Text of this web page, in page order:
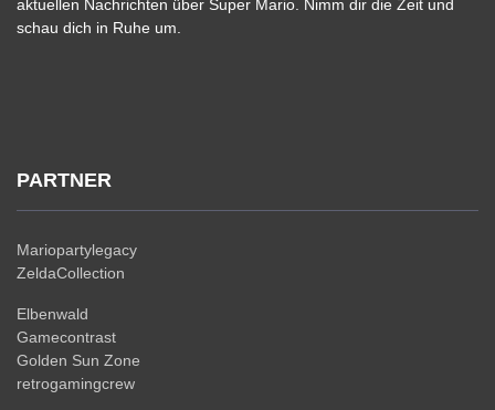
aktuellen Nachrichten über Super Mario. Nimm dir die Zeit und
schau dich in Ruhe um.
PARTNER
Mariopartylegacy
ZeldaCollection
Elbenwald
Gamecontrast
Golden Sun Zone
retrogamingcrew